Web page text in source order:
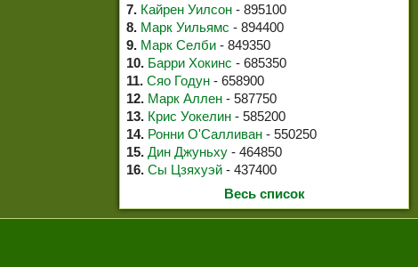
7. Кайрен Уилсон - 895100
8. Марк Уильямс - 894400
9. Марк Селби - 849350
10. Барри Хокинс - 685350
11. Сяо Годун - 658900
12. Марк Аллен - 587750
13. Крис Уокелин - 585200
14. Ронни О'Салливан - 550250
15. Дин Джуньху - 464850
16. Сы Цзяхуэй - 437400
Весь список